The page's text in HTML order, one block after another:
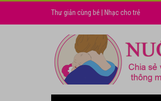
Thư giản cùng bé Nhạc cho trẻ